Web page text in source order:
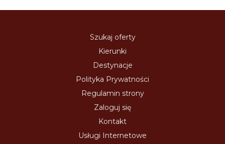
Szukaj oferty
Kierunki
Destynacje
Polityka Prywatności
Regulamin strony
Zaloguj się
Kontakt
Usługi Internetowe